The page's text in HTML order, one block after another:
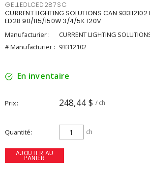
GELLEDLCED287SC
CURRENT LIGHTING SOLUTIONS CAN 93312102
ED28 90/115/150W 3/4/5K 120V
Manufacturier :
CURRENT LIGHTING
# Manufacturier : 93312102
En inventaire
Prix 248,44 $ / ch
Quantité ch
AJOUTER AU
PANIER